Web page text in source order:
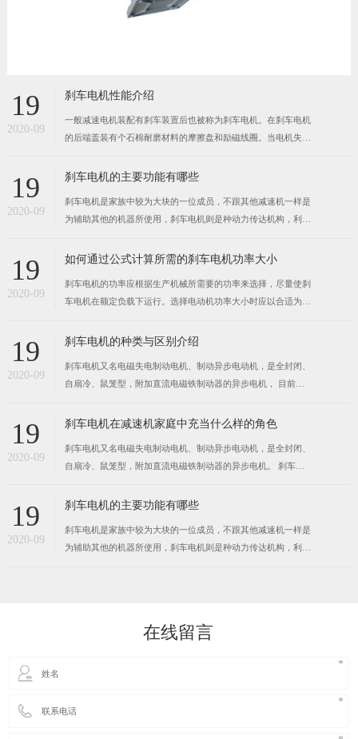
19
2020-09
刹车电机性能介绍
一般减速电机装配有刹车装置后也被称为刹车电机。在刹车电机
的后端盖装有个石棉耐磨材料的摩擦盘和励磁线圈。当电机失电
加工的平面上，从而使制动盘产生强大的摩擦力矩，达到制动的
紧板离开摩擦盘。
19
2020-09
刹车电机的主要功能有哪些
刹车电机是家族中较为大块的一位成员，不跟其他减速机一样是
为辅助其他的机器所使用，刹车电机则是种动力传达机构，利用
数，并得到较大转矩的机构。不管在传动领域还是减速领域应用
迹，从交通工具的船
19
2020-09
如何通过公式计算所需的刹车电机功率大小
刹车电机的功率应根据生产机械所需要的功率来选择，尽量使刹
车电机在额定负载下运行。选择电动机功率大小时应以合适为宗
机功率选得过小。就会出现“小马拉大车”现象，造成电动机长期
功率选得过大。
19
2020-09
刹车电机的种类与区别介绍
刹车电机又名电磁失电制动电机、制动异步电动机，是全封闭、
自扇冷、鼠笼型，附加直流电磁铁制动器的异步电机， 目前刹
各个领域都能见到其身影。 交流刹车电机结构复杂，造价比较
19
2020-09
刹车电机在减速机家庭中充当什么样的角色
刹车电机又名电磁失电制动电机、制动异步电动机，是全封闭、
自扇冷、鼠笼型，附加直流电磁铁制动器的异步电机。 刹车电
整流器，整流后的电压为99V，170V或90－108V，直流刹车电
电
19
2020-09
刹车电机的主要功能有哪些
刹车电机是家族中较为大块的一位成员，不跟其他减速机一样是
为辅助其他的机器所使用，刹车电机则是种动力传达机构，利用
在线留言